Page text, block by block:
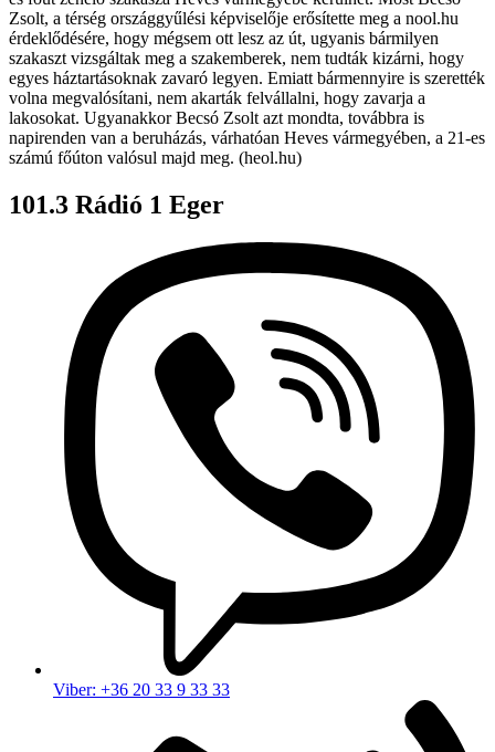
Zsolt, a térség országgyűlési képviselője erősítette meg a nool.hu
érdeklődésére, hogy mégsem ott lesz az út, ugyanis bármilyen
szakaszt vizsgáltak meg a szakemberek, nem tudták kizárni, hogy
egyes háztartásoknak zavaró legyen. Emiatt bármennyire is szerették
volna megvalósítani, nem akarták felvállalni, hogy zavarja a
lakosokat. Ugyanakkor Becsó Zsolt azt mondta, továbbra is
napirenden van a beruházás, várhatóan Heves vármegyében, a 21-es
számú főúton valósul majd meg. (heol.hu)
101.3 Rádió 1 Eger
Viber: +36 20 33 9 33 33